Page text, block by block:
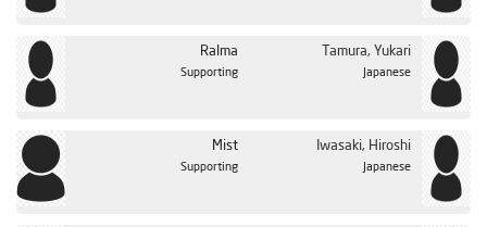
Ralma
Supporting
Tamura, Yukari
Japanese
Mist
Supporting
Iwasaki, Hiroshi
Japanese